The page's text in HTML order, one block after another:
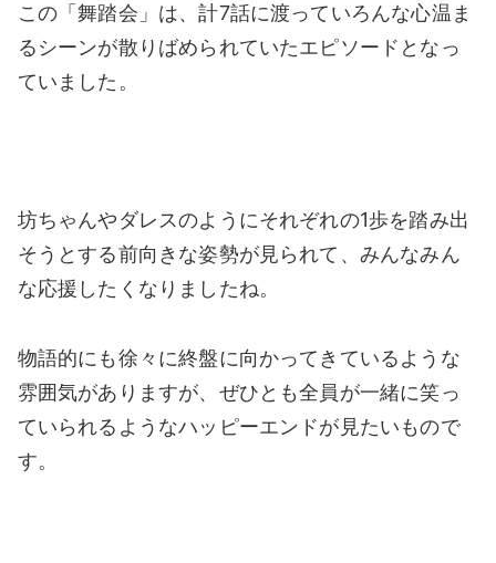
この「舞踏会」は、計7話に渡っていろんな心温ま
るシーンが散りばめられていたエピソードとなっ
ていました。
坊ちゃんやダレスのようにそれぞれの1歩を踏み出
そうとする前向きな姿勢が見られて、みんなみん
な応援したくなりましたね。
物語的にも徐々に終盤に向かってきているような
雰囲気がありますが、ぜひとも全員が一緒に笑っ
ていられるようなハッピーエンドが見たいもので
す。